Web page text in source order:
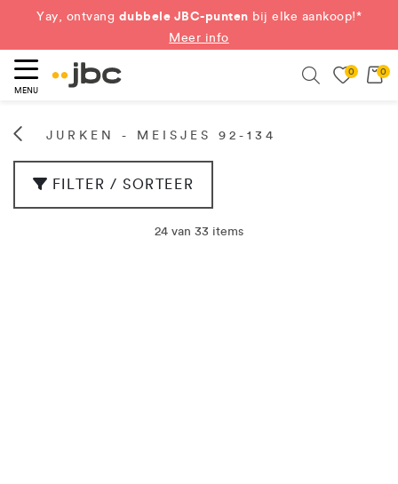
Yay, ontvang dubbele JBC-punten bij elke aankoop!*
Meer info
MENU
0 0
JURKEN - MEISJES 92-134
FILTER / SORTEER
24 van 33 items